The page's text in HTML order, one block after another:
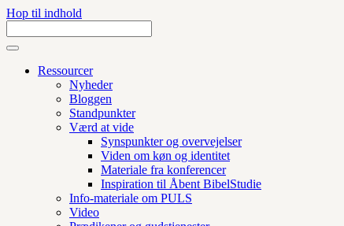
Hop til indhold
Ressourcer
Nyheder
Bloggen
Standpunkter
Værd at vide
Synspunkter og overvejelser
Viden om køn og identitet
Materiale fra konferencer
Inspiration til Åbent BibelStudie
Info-materiale om PULS
Video